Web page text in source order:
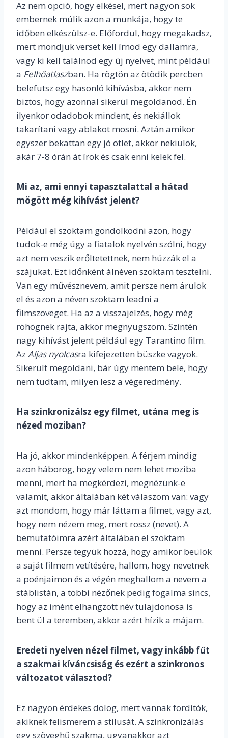
Az nem opció, hogy elkésel, mert nagyon sok
embernek múlik azon a munkája, hogy te
időben elkészülsz-e. Előfordul, hogy megakadsz,
mert mondjuk verset kell írnod egy dallamra,
vagy ki kell találnod egy új nyelvet, mint például
a Felhőatlaszban. Ha rögtön az ötödik percben
belefutsz egy hasonló kihívásba, akkor nem
biztos, hogy azonnal sikerül megoldanod. Én
ilyenkor odadobok mindent, és nekiállok
takarítani vagy ablakot mosni. Aztán amikor
egyszer bekattan egy jó ötlet, akkor nekiülök,
akár 7-8 órán át írok és csak enni kelek fel.
Mi az, ami ennyi tapasztalattal a hátad
mögött még kihívást jelent?
Például el szoktam gondolkodni azon, hogy
tudok-e még úgy a fiatalok nyelvén szólni, hogy
azt nem veszik erőltetettnek, nem húzzák el a
szájukat. Ezt időnként álnéven szoktam tesztelni.
Van egy művésznevem, amit persze nem árulok
el és azon a néven szoktam leadni a
filmszöveget. Ha az a visszajelzés, hogy még
röhögnek rajta, akkor megnyugszom. Szintén
nagy kihívást jelent például egy Tarantino film.
Az Aljas nyolcasra kifejezetten büszke vagyok.
Sikerült megoldani, bár úgy mentem bele, hogy
nem tudtam, milyen lesz a végeredmény.
Ha szinkronizálsz egy filmet, utána meg is
nézed moziban?
Ha jó, akkor mindenképpen. A férjem mindig
azon háborog, hogy velem nem lehet moziba
menni, mert ha megkérdezi, megnézünk-e
valamit, akkor általában két válaszom van: vagy
azt mondom, hogy már láttam a filmet, vagy azt,
hogy nem nézem meg, mert rossz (nevet). A
bemutatóimra azért általában el szoktam
menni. Persze tegyük hozzá, hogy amikor beülök
a saját filmem vetítésére, hallom, hogy nevetnek
a poénjaimon és a végén meghallom a nevem a
stáblistán, a többi nézőnek pedig fogalma sincs,
hogy az imént elhangzott név tulajdonosa is
bent ül a teremben, akkor azért hízik a májam.
Eredeti nyelven nézel filmet, vagy inkább fűt
a szakmai kíváncsiság és ezért a szinkronos
változatot választod?
Ez nagyon érdekes dolog, mert vannak fordítók,
akiknek felismerem a stílusát. A szinkronizálás
egy szöveghű szakma, ugyanakkor azt